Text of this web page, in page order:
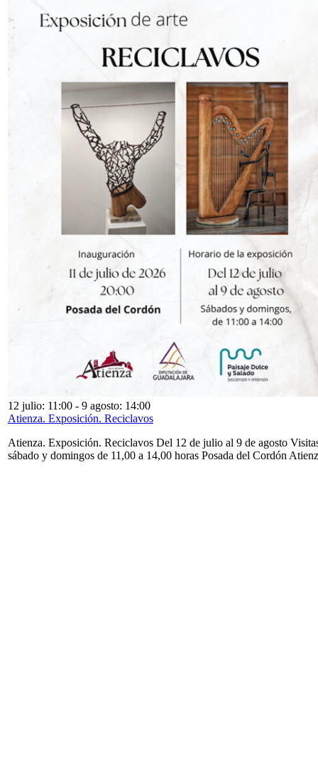
12 julio: 11:00 - 9 agosto: 14:00
Atienza. Exposición. Reciclavos
Atienza. Exposición. Reciclavos Del 12 de julio al 9 de agosto
sábado y domingos de 11,00 a 14,00 horas Posada del Cordón